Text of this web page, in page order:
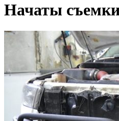
Начаты